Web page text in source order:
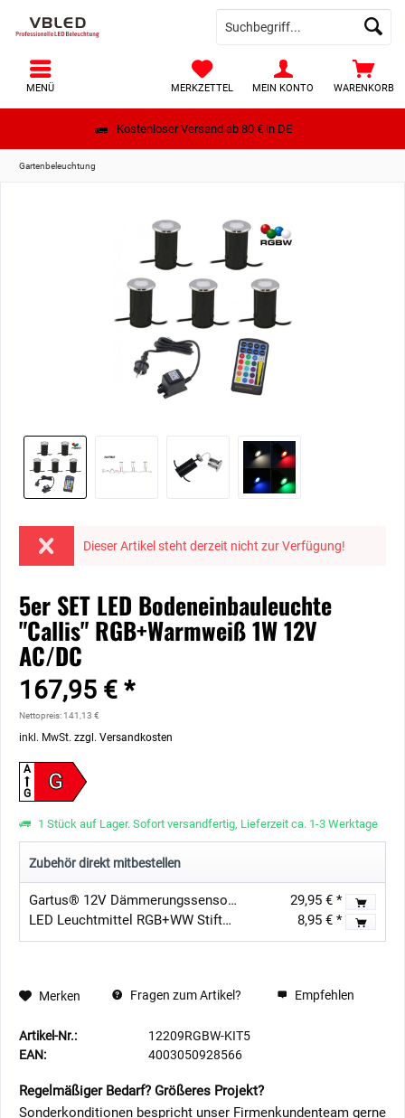
Kostenloser Versand ab 80 € in DE
WARENKORB
MERKZETTEL MEIN KONTO
MENÜ
Gartenbeleuchtung
Dieser Artikel steht derzeit nicht zur Verfügung!
5er SET LED Bodeneinbauleuchte
"Callis" RGB+Warmweiß 1W 12V
AC/DC
167,95 € *
Nettopreis: 141,13 €
inkl. MwSt. zzgl. Versandkosten
G
A
G
1 Stück auf Lager. Sofort versandfertig, Lieferzeit ca. 1-3 Werktage
Zubehör direkt mitbestellen
Gartus® 12V Dämmerungssensor IP65
29,95 € *
LED Leuchtmittel RGB+WW Stiftsockellampe - G4 - 0,8W 12V AC DC
8,95 € *
Merken Fragen zum Artikel? Empfehlen
Artikel-Nr.:
12209RGBW-KIT5
EAN:
4003050928566
Regelmäßiger Bedarf? Größeres Projekt?
Sonderkonditionen bespricht unser Firmenkundenteam gerne